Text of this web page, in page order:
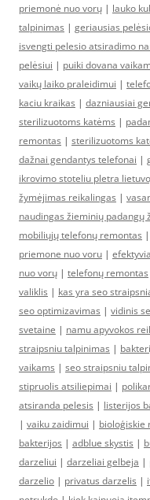
priemonė nuo vorų | lauko
talpinimas | geriausias
isvengti pelesio atsiradimo
pelėsiui | puiki dovana
vaikų laiko praleidimui |
kaciu kraikas | dazniausiai
sterilizuotoms katėms |
remontas | sterilizuotoms
dažnai gendantys telefonai |
ikrovimo stoteliu pletra
žymėjimas reikalingas |
naudingas žieminių padangų
mobiliųjų telefonų remontas |
priemone nuo voru |
nuo vorų | telefonų remontas
valiklis | kas yra seo
seo optimizavimas | vidinis
svetaine | namu apyvokos
straipsniu talpinimas |
vaikams | seo straipsniu
stipruolis atsiliepimai |
atsiranda pelesis | listerijos
| vaiku zaidimui | bioloģiskie
bakterijos | adblue skystis |
darzeliui | darzeliai gelbeja |
darzelio | privatus darzelis |